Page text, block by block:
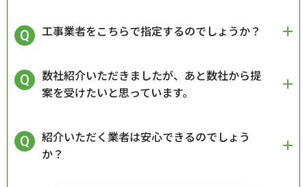
工事業者をこちらで指定するのでしょうか？
数社紹介いただきましたが、あと数社から提
案を受けたいと思っています。
紹介いただく業者は安心できるのでしょう
か？